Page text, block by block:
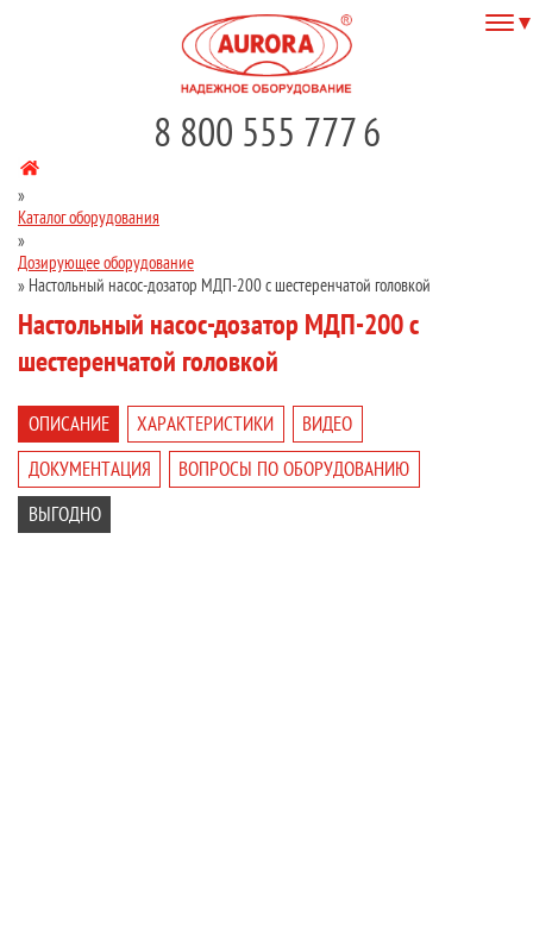
8 800 555 777 6
»
Каталог оборудования
»
Дозирующее оборудование
» Настольный насос-дозатор МДП-200 с шестеренчатой головкой
Настольный насос-дозатор МДП-200 с
шестеренчатой головкой
ОПИСАНИЕ ХАРАКТЕРИСТИКИ
ВИДЕО
ДОКУМЕНТАЦИЯ
ВОПРОСЫ ПО ОБОРУДОВАНИЮ
ВЫГОДНО